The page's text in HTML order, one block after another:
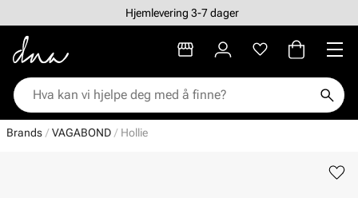
Hjemlevering 3-7 dager
Brands VAGABOND Hollie